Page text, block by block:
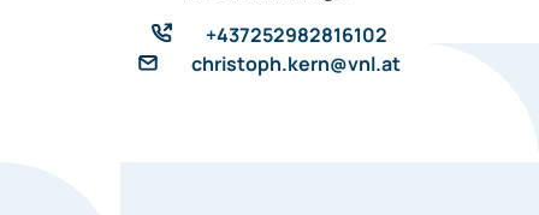
+437252982816102
christoph.kern@vnl.at